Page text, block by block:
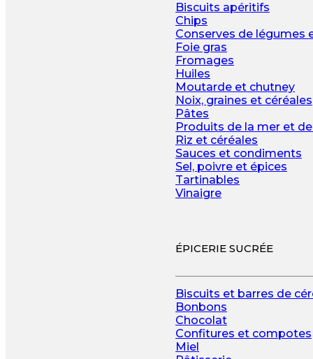
Biscuits apéritifs
Chips
Conserves de légumes
Foie gras
Fromages
Huiles
Moutarde et chutney
Noix, graines et céréales
Pâtes
Produits de la mer et
Riz et céréales
Sauces et condiments
Sel, poivre et épices
Tartinables
Vinaigre
ÉPICERIE SUCRÉE
Biscuits et barres de
Bonbons
Chocolat
Confitures et compotes
Miel